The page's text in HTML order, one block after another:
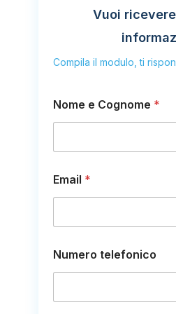
Vuoi
Compila il modulo, ti
Nome e Cognome *
Email *
e
s
Numero telefonico